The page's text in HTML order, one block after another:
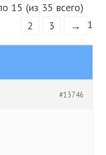
15 (из 35 всего)
1
2 3 →
#13746